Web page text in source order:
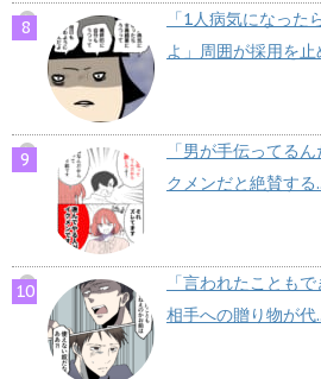
「1人病気になった
よ」周囲が採用を止
「男が手伝ってる
クメンだと絶賛する
「言われたことも
相手への贈り物が代